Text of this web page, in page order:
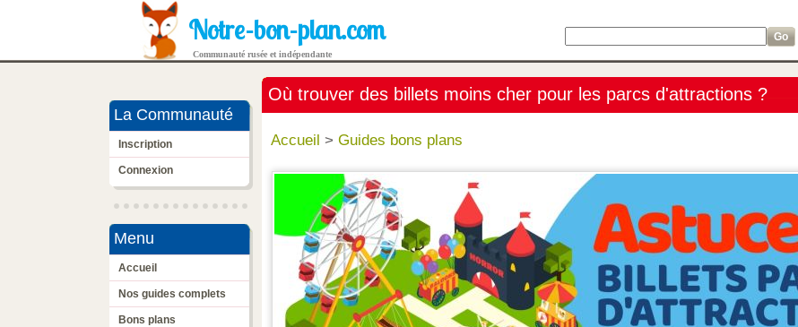
Notre-bon-plan.com
Communauté rusée et indépendante
La Communauté
Inscription
Connexion
Menu
Accueil
Nos guides complets
Bons plans
Où trouver des billets moins cher pour les parcs d'attractions ?
Accueil > Guides bons plans